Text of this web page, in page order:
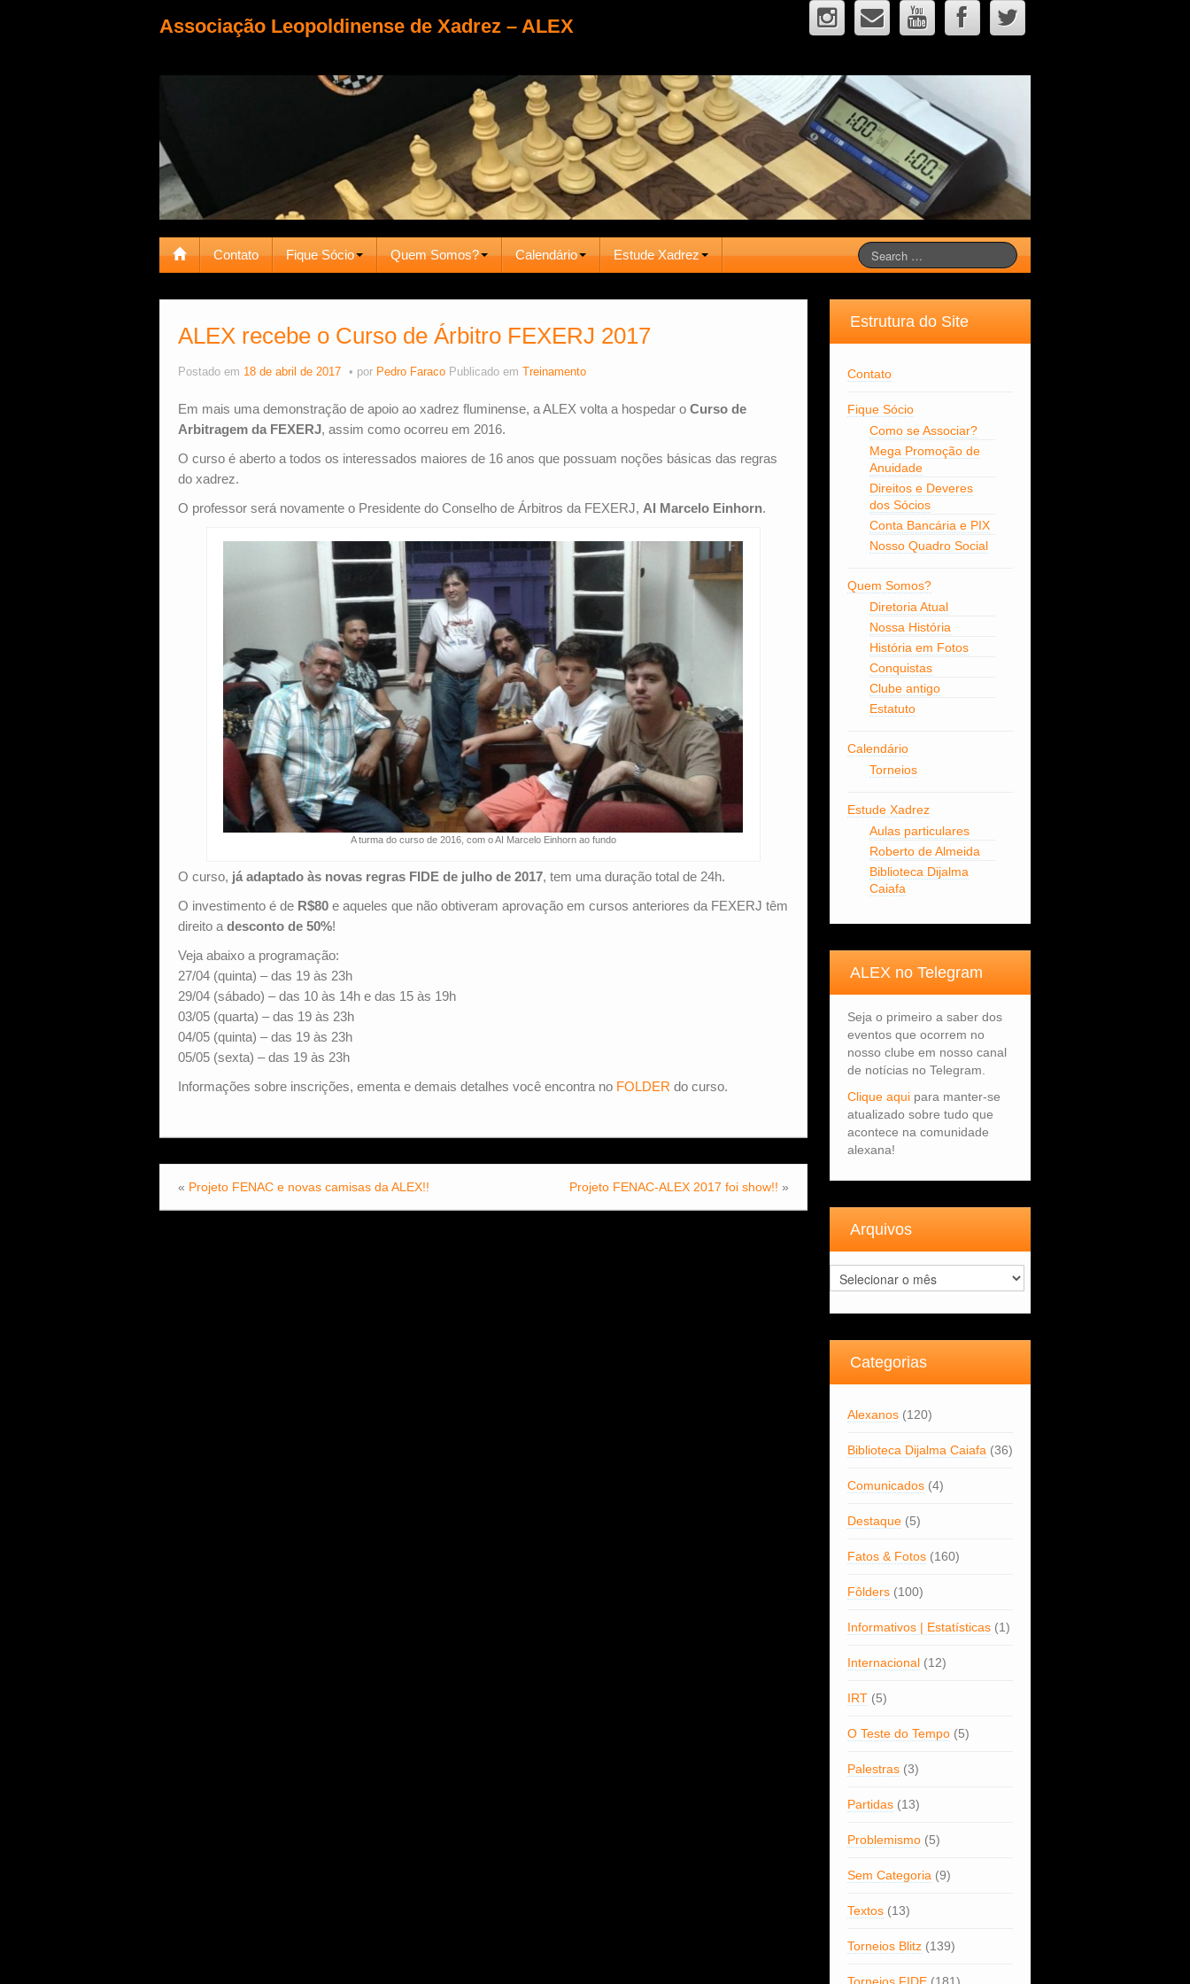
Associação Leopoldinense de Xadrez – ALEX
Contato Fique Sócio Quem Somos? Calendário Estude Xadrez
ALEX recebe o Curso de Árbitro FEXERJ 2017
Postado em 18 de abril de 2017 por Pedro Faraco Publicado em Treinamento
Em mais uma demonstração de apoio ao xadrez fluminense, a ALEX volta a hospedar o Curso de
Arbitragem da FEXERJ, assim como ocorreu em 2016.
O curso é aberto a todos os interessados maiores de 16 anos que possuam noções básicas das regras
do xadrez.
O professor será novamente o Presidente do Conselho de Árbitros da FEXERJ, AI Marcelo Einhorn.
A turma do curso de 2016, com o AI Marcelo Einhorn ao fundo
O curso, já adaptado às novas regras FIDE de julho de 2017, tem uma duração total de 24h.
O investimento é de R$80 e aqueles que não obtiveram aprovação em cursos anteriores da FEXERJ têm
direito a desconto de 50%!
Veja abaixo a programação:
27/04 (quinta) – das 19 às 23h
29/04 (sábado) – das 10 às 14h e das 15 às 19h
03/05 (quarta) – das 19 às 23h
04/05 (quinta) – das 19 às 23h
05/05 (sexta) – das 19 às 23h
Informações sobre inscrições, ementa e demais detalhes você encontra no FOLDER do curso.
« Projeto FENAC e novas camisas da ALEX!! Projeto FENAC-ALEX 2017 foi show!! »
Estrutura do Site
Contato
Fique Sócio
Como se Associar?
Mega Promoção de
Anuidade
Direitos e Deveres
dos Sócios
Conta Bancária e PIX
Nosso Quadro Social
Quem Somos?
Diretoria Atual
Nossa História
História em Fotos
Conquistas
Clube antigo
Estatuto
Calendário
Torneios
Estude Xadrez
Aulas particulares
Roberto de Almeida
Biblioteca Dijalma
Caiafa
ALEX no Telegram
Seja o primeiro a saber dos
eventos que ocorrem no
nosso clube em nosso canal
de notícias no Telegram.
Clique aquipara manter-se
atualizado sobre tudo que
acontece na comunidade
alexana!
Arquivos
Arquivos
Categorias
Alexanos(120)
Biblioteca Dijalma Caiafa(36)
Comunicados(4)
Destaque(5)
Fatos & Fotos(160)
Fôlders(100)
Informativos | Estatísticas(1)
Internacional(12)
IRT(5)
O Teste do Tempo(5)
Palestras(3)
Partidas(13)
Problemismo(5)
Sem Categoria(9)
Textos(13)
Torneios Blitz(139)